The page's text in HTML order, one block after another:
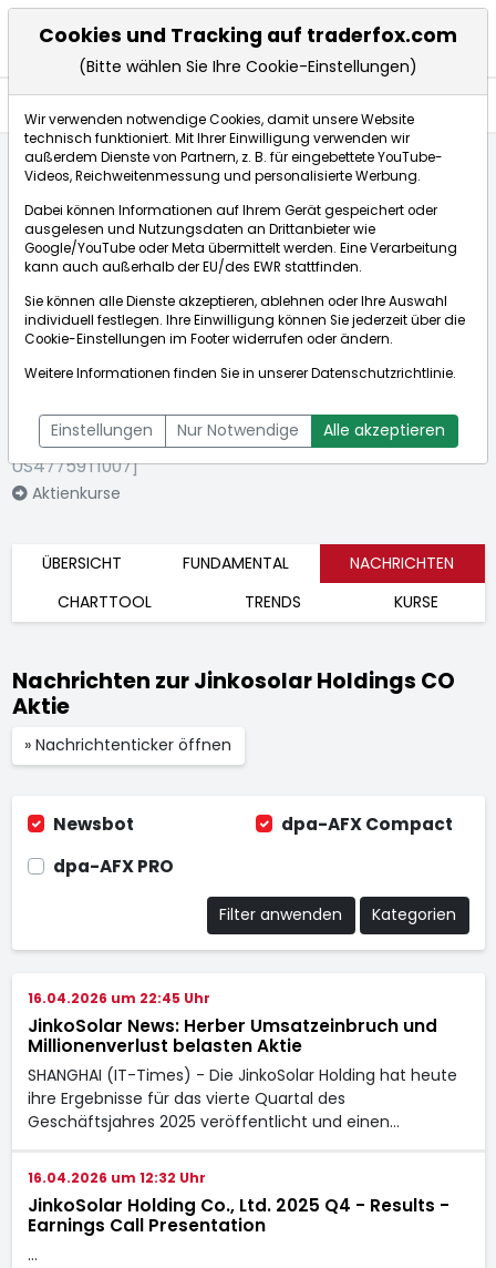
Börse:
Holdings CO
[WKN: A0Q87R |
ISIN:
US47759T1007]
Aktienkurse
Bid:14,640€Ask:14,800€
ÜBERSICHT FUNDAMENTAL
NACHRICHTEN
CHARTTOOL
TRENDS KURSE
Nachrichten zur Jinkosolar Holdings CO
Aktie
» Nachrichtenticker öffnen
Newsbot
dpa-AFX Compact
dpa-AFX PRO
Filter anwenden Kategorien
16.04.2026 um 22:45 Uhr
JinkoSolar News: Herber Umsatzeinbruch und
Millionenverlust belasten Aktie
SHANGHAI (IT-Times) - Die JinkoSolar Holding hat heute
ihre Ergebnisse für das vierte Quartal des
Geschäftsjahres 2025 veröffentlicht und einen…
16.04.2026 um 12:32 Uhr
JinkoSolar Holding Co., Ltd. 2025 Q4 - Results -
Earnings Call Presentation
…
Cookies und Tracking auf traderfox.com
(Bitte wählen Sie Ihre Cookie-Einstellungen)
Wir verwenden notwendige Cookies, damit unsere Website
technisch funktioniert. Mit Ihrer Einwilligung verwenden wir
außerdem Dienste von Partnern, z. B. für eingebettete YouTube-
Videos, Reichweitenmessung und personalisierte Werbung.
Dabei können Informationen auf Ihrem Gerät gespeichert oder
ausgelesen und Nutzungsdaten an Drittanbieter wie
Google/YouTube oder Meta übermittelt werden. Eine Verarbeitung
kann auch außerhalb der EU/des EWR stattfinden.
Sie können alle Dienste akzeptieren, ablehnen oder Ihre Auswahl
individuell festlegen. Ihre Einwilligung können Sie jederzeit über die
Cookie-Einstellungen im Footer widerrufen oder ändern.
Weitere Informationen finden Sie in unsererDatenschutzrichtlinie.
Einstellungen Nur Notwendige Alle akzeptieren